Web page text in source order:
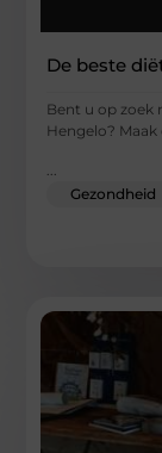
De beste
Bent u op zoek
Hengelo?
Gezondheid